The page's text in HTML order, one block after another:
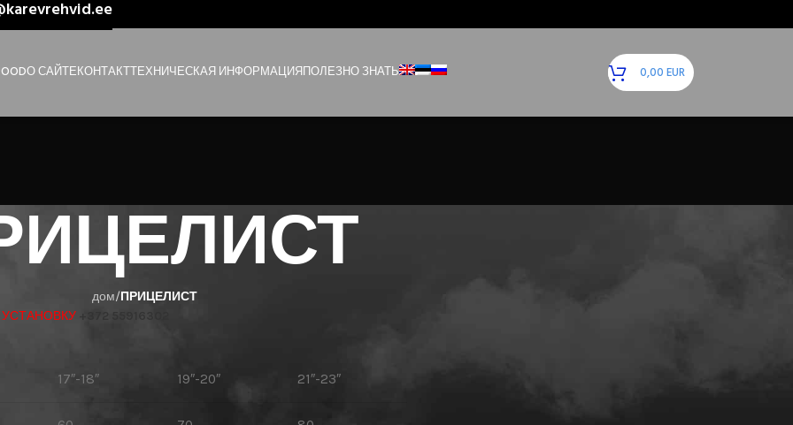
О САЙТЕКОНТАКТТЕХНИЧЕСКАЯ ИНФОРМАЦИЯПОЛЕЗНО ЗНАТЬ 0,00EUR
дом/ПРИЦЕЛИСТ
+372 55916302
17″-18″ 19″-20″ 21″-23″